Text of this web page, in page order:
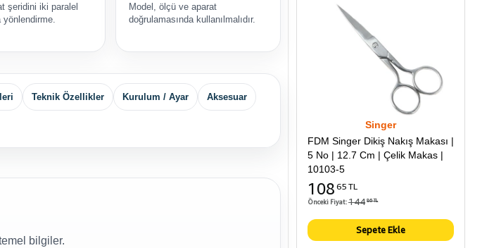
şeridini iki paralel
yönlendirme.
Model, ölçü ve aparat
doğrulamasında kullanılmalıdır.
Teknik Özellikler Kurulum / Ayar Aksesuar
bilgiler.
Singer
FDM Singer Dikiş Nakış Makası |
5 No | 12.7 Cm | Çelik Makas |
10103-5
108 65 TL
Önceki Fiyat:144 86 TL
Sepete Ekle